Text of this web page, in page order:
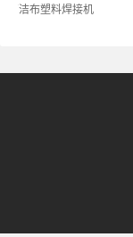
洁布塑料焊接机